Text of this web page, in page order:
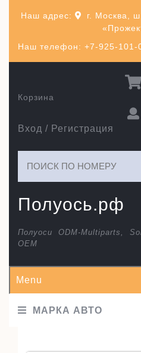
Наш телефон: +7-925-101-
Наш адрес:
г. Москва,
Полуось.рф
Полуоси ODM-Multiparts,
ОЕМ
Вход / Регистрация
Корзина
Menu
МАРКА АВТО